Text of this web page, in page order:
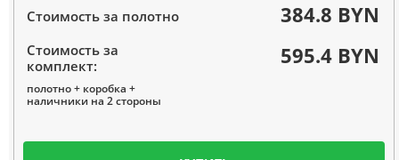
Стоимость за полотно 384.8 BYN
Стоимость за
комплект:
полотно + коробка +
наличники на 2 стороны
595.4 BYN